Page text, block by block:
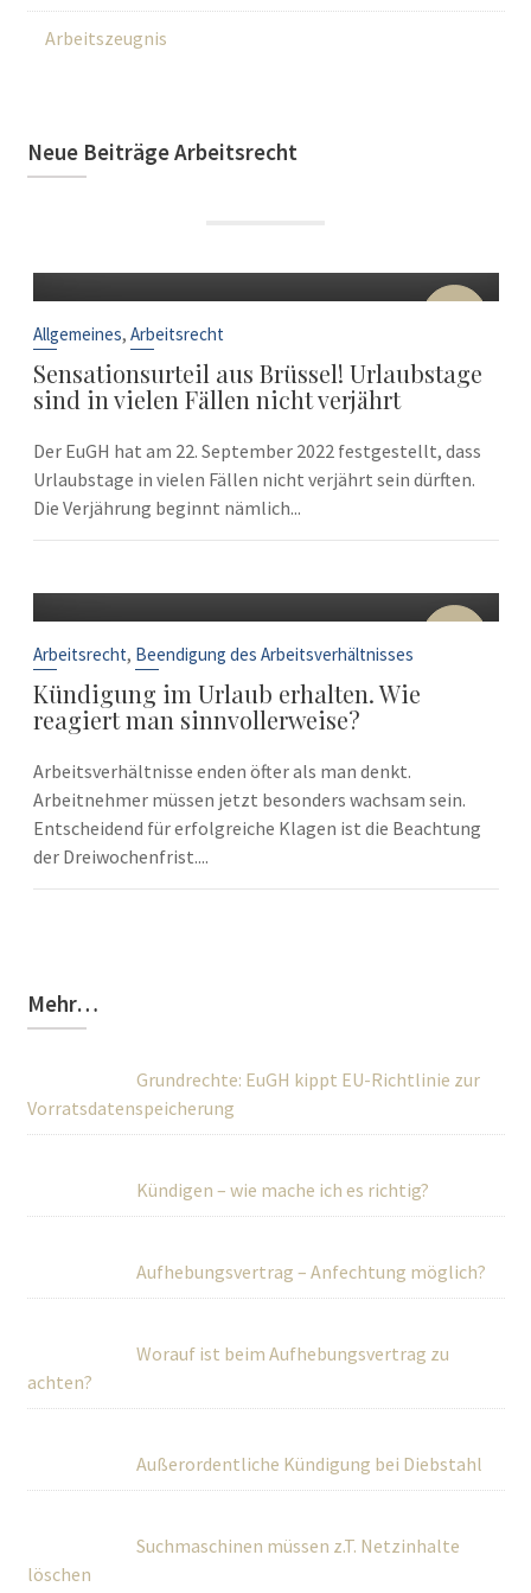
Arbeitszeugnis
Neue Beiträge Arbeitsrecht
22
Allgemeines, Arbeitsrecht
Sensationsurteil aus Brüssel! Urlaubstage
sind in vielen Fällen nicht verjährt
Der EuGH hat am 22. September 2022 festgestellt, dass
Urlaubstage in vielen Fällen nicht verjährt sein dürften.
Die Verjährung beginnt nämlich...
10
Arbeitsrecht, Beendigung des Arbeitsverhältnisses
Kündigung im Urlaub erhalten. Wie
reagiert man sinnvollerweise?
Arbeitsverhältnisse enden öfter als man denkt.
Arbeitnehmer müssen jetzt besonders wachsam sein.
Entscheidend für erfolgreiche Klagen ist die Beachtung
der Dreiwochenfrist....
Mehr…
Grundrechte: EuGH kippt EU-Richtlinie zur
Vorratsdatenspeicherung
Kündigen – wie mache ich es richtig?
Aufhebungsvertrag – Anfechtung möglich?
Worauf ist beim Aufhebungsvertrag zu
achten?
Außerordentliche Kündigung bei Diebstahl
Suchmaschinen müssen z.T. Netzinhalte
löschen